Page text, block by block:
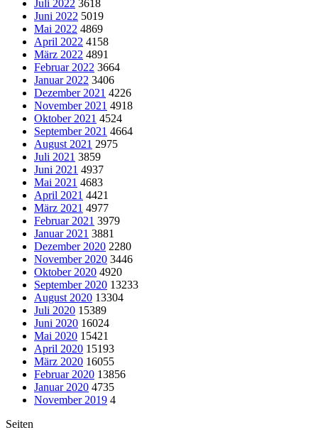
Juli 2022 3618
Juni 2022 5019
Mai 2022 4869
April 2022 4158
März 2022 4891
Februar 2022 3664
Januar 2022 3406
Dezember 2021 4226
November 2021 4918
Oktober 2021 4524
September 2021 4664
August 2021 2975
Juli 2021 3859
Juni 2021 4937
Mai 2021 4683
April 2021 4421
März 2021 4977
Februar 2021 3979
Januar 2021 3881
Dezember 2020 2280
November 2020 3446
Oktober 2020 4920
September 2020 13233
August 2020 13304
Juli 2020 15389
Juni 2020 16024
Mai 2020 15421
April 2020 15193
März 2020 16055
Februar 2020 13856
Januar 2020 4735
November 2019 4
Seiten